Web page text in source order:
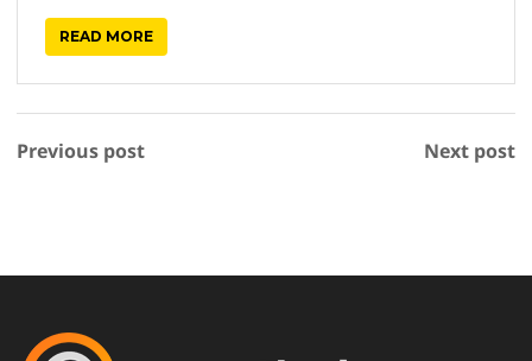
READ MORE
Previous post Next post